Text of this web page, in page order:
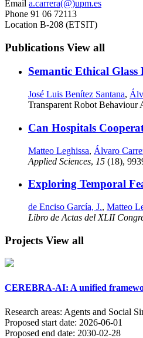
Email a.carrera(@)upm.es
Phone 91 06 72113
Location B-208 (ETSIT)
Publications View all
Semantic Ethical
José Luis Benítez Santana,
Transparent Robot Behaviour
Can Hospitals
Matteo Leghissa, Álvaro
Applied Sciences, 15 (18),
Exploring Temporal
de Enciso García, J., Matteo
Libro de Actas del XLII
Projects View all
CEREBRA-AI: A unified
Research areas: Agents and Social
Proposed start date: 2026-06-01
Proposed end date: 2030-02-28